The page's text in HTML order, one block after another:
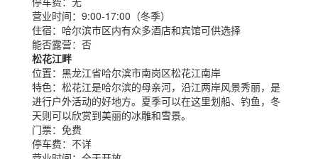
营业时间： 9:00-17:00（冬季）
住宿： 哈尔滨市区内有众多酒店和宾馆可供选择
能否露营： 否
松花江畔
位置： 黑龙江省哈尔滨市南岗区松花江南岸
特色： 松花江是哈尔滨的母亲河，沿江两岸风景秀丽，是
进行户外活动的好地方。夏季可以在这里划船、钓鱼，冬
天则可以欣赏到美丽的冰雕和雪景。
门票： 免费
停车费： 不详